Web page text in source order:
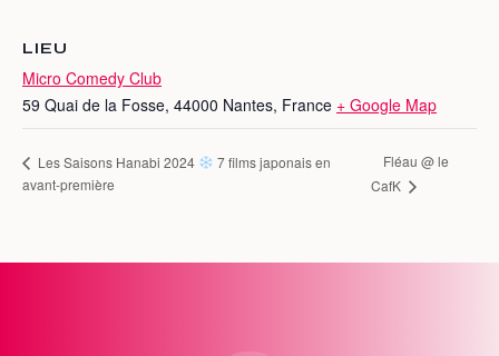
LIEU
Micro Comedy Club
59 Quai de la Fosse, 44000 Nantes, France + Google Map
Les Saisons Hanabi 2024
7 films japonais en
avant-première
Fléau @ le
CafK